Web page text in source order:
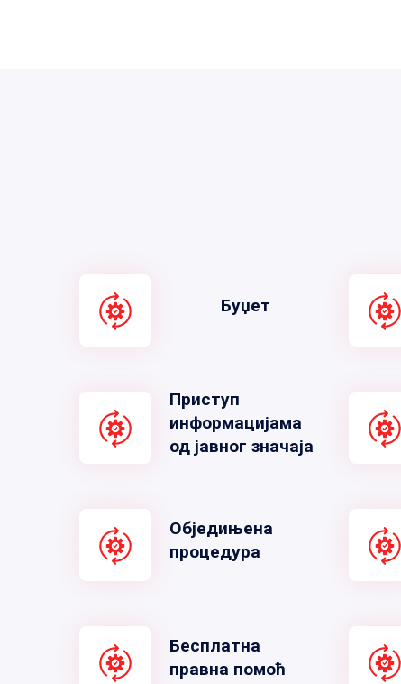
Буџет
Приступ
информацијама
од јавног значаја
Обједињена
процедура
Бесплатна
правна помоћ